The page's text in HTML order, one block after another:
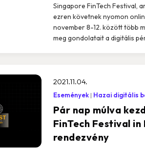
Singapore FinTech Festival,
ezren követnek nyomon
november 8-12. között több
meg gondolatait a digitális
Pár nap múlva
FinTech Festival in
rendezvény
2021.11.04.
Események Hazai digitális